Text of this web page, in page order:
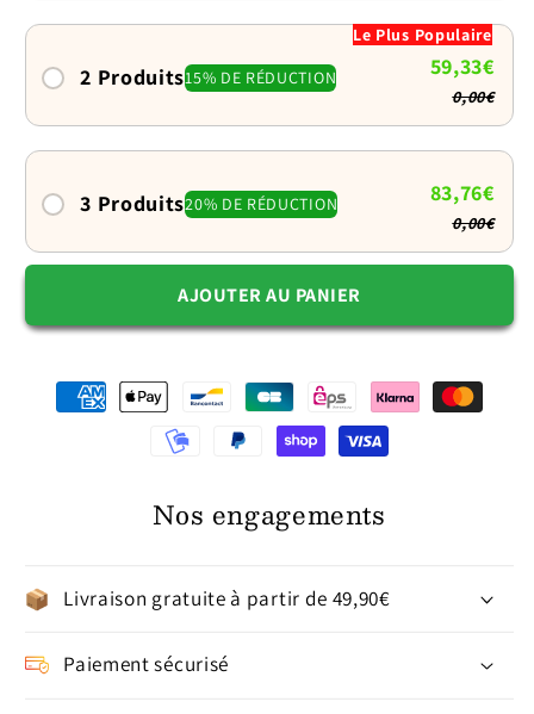
pour
pour
2 Produits15% DE RÉDUCTION
Le Plus Populaire
59,33€
0,00€
3 Produits20% DE RÉDUCTION 83,76€
0,00€
AJOUTER AU PANIER
Nos engagements
Livraison gratuite à partir de 49,90€
Paiement sécurisé